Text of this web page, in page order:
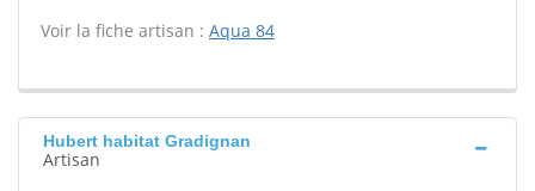
Voir la fiche artisan : Aqua 84
Hubert habitat Gradignan
Artisan